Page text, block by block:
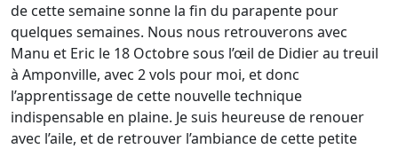
de cette semaine sonne la fin du parapente pour
quelques semaines. Nous nous retrouverons avec
Manu et Eric le 18 Octobre sous l’œil de Didier au treuil
à Amponville, avec 2 vols pour moi, et donc
l’apprentissage de cette nouvelle technique
indispensable en plaine. Je suis heureuse de renouer
avec l’aile, et de retrouver l’ambiance de cette petite